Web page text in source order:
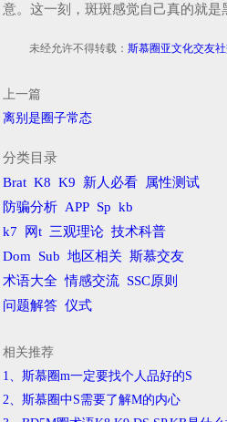
意。这一刻，斑斑感觉自己真的就是
未经允许不得转载： 斯慕圈亚文化交友
上一篇
离别是圈子常态
分类目录
Brat K8 K9 新人必看
属性测试
防骗分析 APP Sp kb
k7
网t 三观理论 技术科普
Dom
Sub 地区相关 斯慕交友
术语大全 情感交流 SSC原则
问题解答 仪式
相关推荐
1、斯慕圈m一定要找个人品好的S
2、斯慕圈中S需要了解M的内心